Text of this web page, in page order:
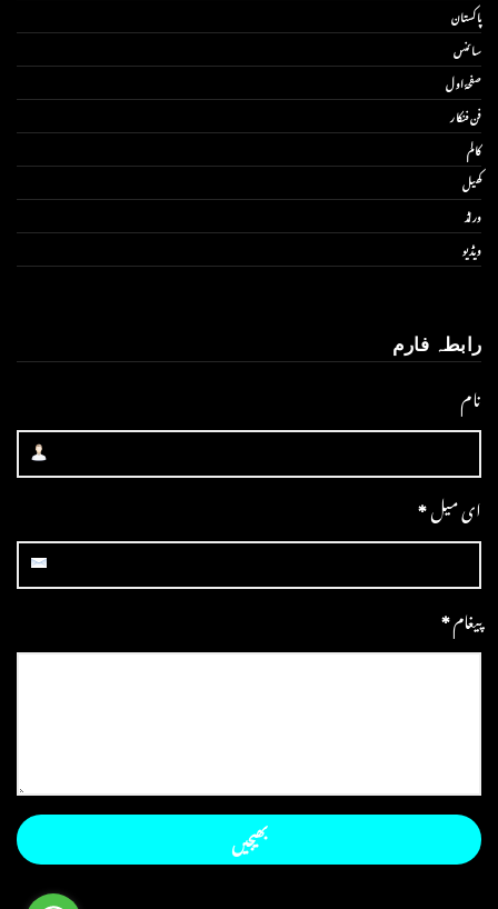
پاکستان
سائنس
صفحۂ اول
فن فنکار
کالم
کھیل
ورلڈ
ویڈیو
رابطہ فارم
نام
ای میل*
پیغام*